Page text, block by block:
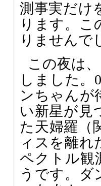
測事実だけ
ります。こ
りませんで
この夜は
しました。
ンちゃんが
い新星が見
た天婦羅（
ィスを離れ
ペクトル観
うです。ダ